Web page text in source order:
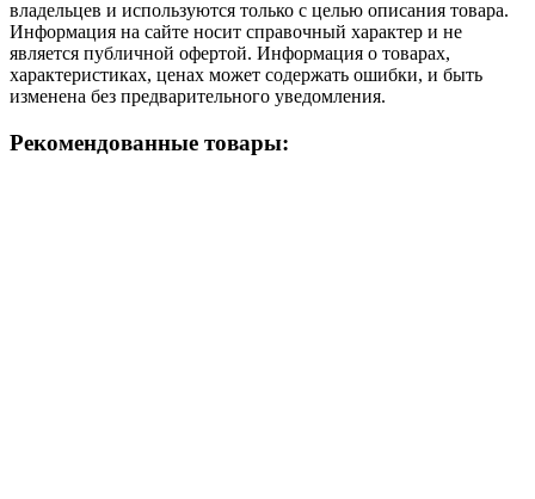
владельцев и используются только с целью описания товара.
Информация на сайте носит справочный характер и не
является публичной офертой. Информация о товарах,
характеристиках, ценах может содержать ошибки, и быть
изменена без предварительного уведомления.
Рекомендованные товары: